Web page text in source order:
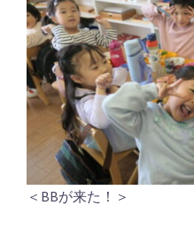
＜BBが来た！＞